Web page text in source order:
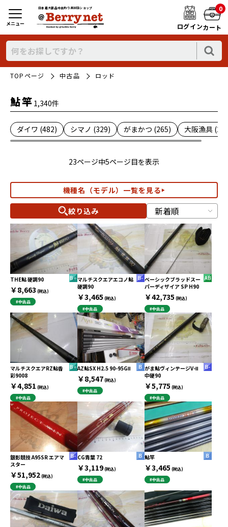
日本最大新品中古釣り具WEBショップ
ログイン
0
カート
メニュー
TOPページ 中古品 ロッド
鮎竿 1,340件
ダイワ (482) シマノ (329) がまかつ (265) 大阪漁具 (2)
23ページ中5ページ目を表示
機種名（モデル）一覧を見る
絞り込み
THE鮎 硬調90
￥8,663 (税込)
#中古品
マルチスクエアエコノ鮎
硬調90
￥3,465 (税込)
#中古品
ベーシックブラッドスー
パーディザイア SP H90
￥42,735 (税込)
#中古品
マルチスクエアRZ鮎香
彩9008
￥4,851 (税込)
#中古品
AZ鮎SX H2.5 90-95GⅡ
￥8,547(税込)
#中古品
がま鮎ヴィンテージV-Ⅱ
中硬90
￥5,775 (税込)
#中古品
銀影競技 A95SR エアマ
スター
￥51,952(税込)
#中古品
CG青葉 72
￥3,119(税込)
#中古品
鮎竿
￥3,465 (税込)
#中古品